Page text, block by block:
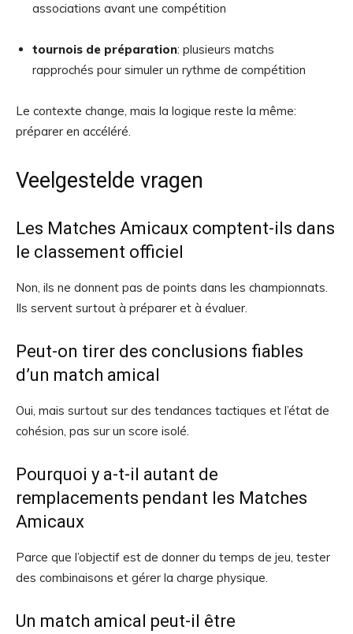
associations avant une compétition
tournois de préparation: plusieurs matchs
rapprochés pour simuler un rythme de compétition
Le contexte change, mais la logique reste la même:
préparer en accéléré.
Veelgestelde vragen
Les Matches Amicaux comptent-ils dans
le classement officiel
Non, ils ne donnent pas de points dans les championnats.
Ils servent surtout à préparer et à évaluer.
Peut-on tirer des conclusions fiables
d’un match amical
Oui, mais surtout sur des tendances tactiques et l’état de
cohésion, pas sur un score isolé.
Pourquoi y a-t-il autant de
remplacements pendant les Matches
Amicaux
Parce que l’objectif est de donner du temps de jeu, tester
des combinaisons et gérer la charge physique.
Un match amical peut-il être